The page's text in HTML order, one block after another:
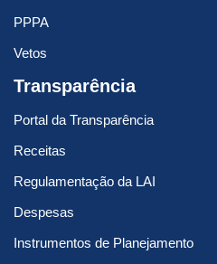
PPPA
Vetos
Transparência
Portal da Transparência
Receitas
Regulamentação da LAI
Despesas
Instrumentos de Planejamento